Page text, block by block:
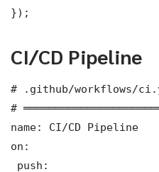
});
CI/CD Pipeline
# .github/workflows/
#
name: CI/CD Pipeline
on:
push: